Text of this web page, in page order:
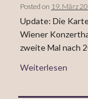
Posted on 19. März
Update: Die
Wiener
zweite Mal nach
Weiterlesen